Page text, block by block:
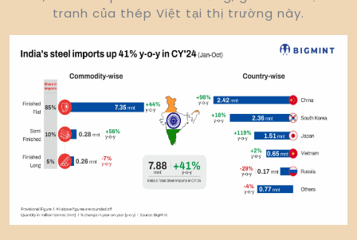
tranh của thép Việt tại thị trường này.